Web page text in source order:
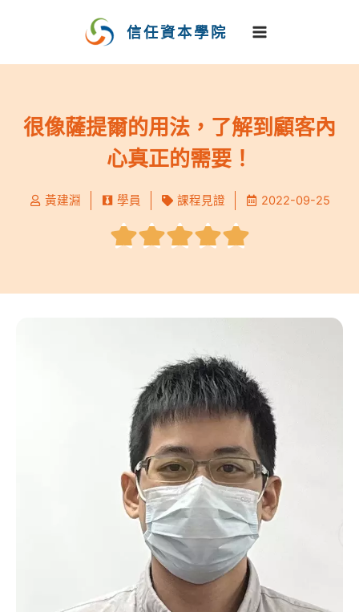
要
信任資本學院
很像薩提爾的用法，了解到顧客內
心真正的需要！
黃建淵 學員 課程見證 2022-09-25
Rated
of
5